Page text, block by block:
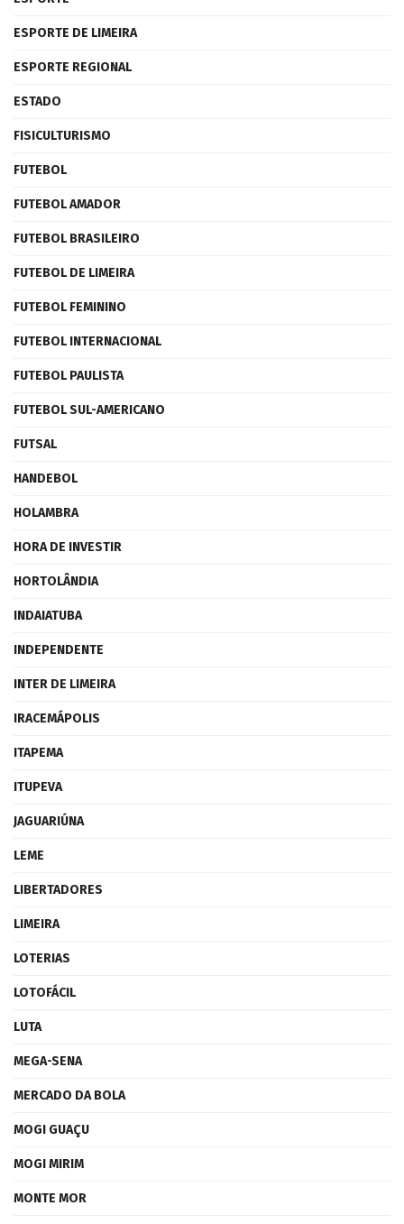
ESPORTE DE LIMEIRA
ESPORTE REGIONAL
ESTADO
FISICULTURISMO
FUTEBOL
FUTEBOL AMADOR
FUTEBOL BRASILEIRO
FUTEBOL DE LIMEIRA
FUTEBOL FEMININO
FUTEBOL INTERNACIONAL
FUTEBOL PAULISTA
FUTEBOL SUL-AMERICANO
FUTSAL
HANDEBOL
HOLAMBRA
HORA DE INVESTIR
HORTOLÂNDIA
INDAIATUBA
INDEPENDENTE
INTER DE LIMEIRA
IRACEMÁPOLIS
ITAPEMA
ITUPEVA
JAGUARIÚNA
LEME
LIBERTADORES
LIMEIRA
LOTERIAS
LOTOFÁCIL
LUTA
MEGA-SENA
MERCADO DA BOLA
MOGI GUAÇU
MOGI MIRIM
MONTE MOR